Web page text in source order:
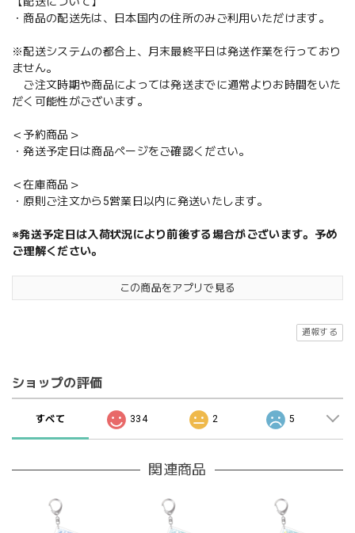
・商品の配送先は、日本国内の住所のみご利用いただけます。
※配送システムの都合上、月末最終平日は発送作業を行っており
ません。
ご注文時期や商品によっては発送までに通常よりお時間をいた
だく可能性がございます。
＜予約商品＞
・発送予定日は商品ページをご確認ください。
＜在庫商品＞
・原則ご注文から5営業日以内に発送いたします。
※発送予定日は入荷状況により前後する場合がございます。予め
ご理解ください。
この商品をアプリで見る
通報する
ショップの評価
すべて 334 2 5
関連商品